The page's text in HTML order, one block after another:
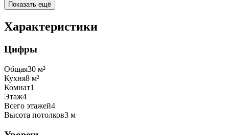
Показать ещё
Характеристики
Цифры
Общая30 м²
Кухня8 м²
Комнат1
Этаж4
Всего этажей4
Высота потолков3 м